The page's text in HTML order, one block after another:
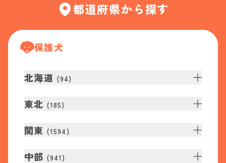
都道府県から探す
保護犬
北海道 (94)
東北 (185)
関東 (1594 )
中部 (941 )